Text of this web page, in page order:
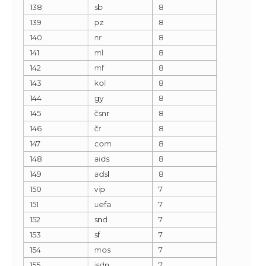
138
sb
8
139
pz
8
140
nr
8
141
ml
8
142
mf
8
143
kol
8
144
gy
8
145
čsnr
8
146
čr
8
147
com
8
148
aids
8
149
adsl
8
150
vip
7
151
uefa
7
152
snd
7
153
sf
7
154
mos
7